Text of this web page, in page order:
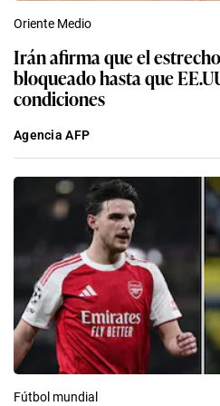
Oriente Medio
Irán afirma que el
bloqueado hasta que
condiciones
Agencia AFP
Fútbol mundial